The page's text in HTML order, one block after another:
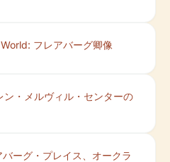
フレアバーグ卿像
・メルヴィル・センターの
ーグ・プレイス、オークラ